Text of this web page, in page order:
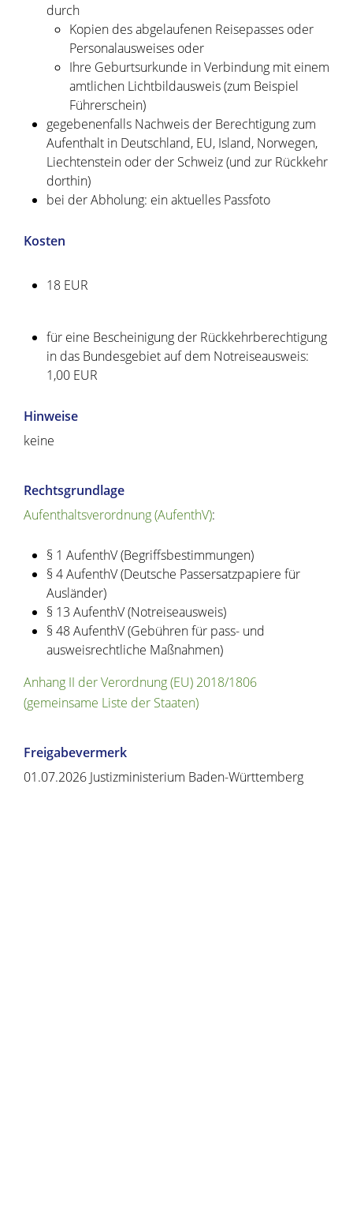
durch
Kopien des abgelaufenen Reisepasses oder
Personalausweises oder
Ihre Geburtsurkunde in Verbindung mit einem
amtlichen Lichtbildausweis (zum Beispiel
Führerschein)
gegebenenfalls Nachweis der Berechtigung zum
Aufenthalt in Deutschland, EU, Island, Norwegen,
Liechtenstein oder der Schweiz (und zur Rückkehr
dorthin)
bei der Abholung: ein aktuelles Passfoto
Kosten
18 EUR
für eine Bescheinigung der Rückkehrberechtigung
in das Bundesgebiet auf dem Notreiseausweis:
1,00 EUR
Hinweise
keine
Rechtsgrundlage
Aufenthaltsverordnung (AufenthV):
§ 1 AufenthV (Begriffsbestimmungen)
§ 4 AufenthV (Deutsche Passersatzpapiere für
Ausländer)
§ 13 AufenthV (Notreiseausweis)
§ 48 AufenthV (Gebühren für pass- und
ausweisrechtliche Maßnahmen)
Anhang II der Verordnung (EU) 2018/1806
(gemeinsame Liste der Staaten)
Freigabevermerk
01.07.2026 Justizministerium Baden-Württemberg